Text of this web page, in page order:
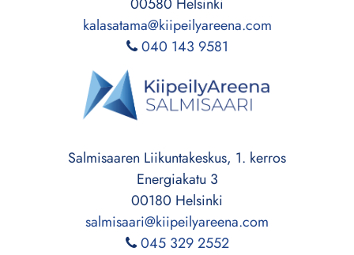
00580 Helsinki
kalasatama@kiipeilyareena.com
040 143 9581
Salmisaaren Liikuntakeskus, 1. kerros
Energiakatu 3
00180 Helsinki
salmisaari@kiipeilyareena.com
045 329 2552